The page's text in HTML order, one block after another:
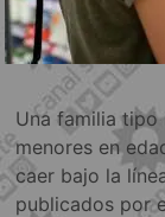
Una familia
menores en
caer bajo la
publicados por